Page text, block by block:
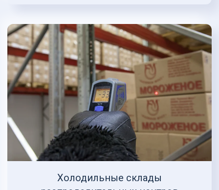
Холодильные склады